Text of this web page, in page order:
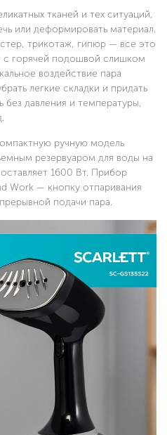
тканей и тех ситуаций,
или деформировать материал.
трикотаж, гипюр — все это
с горячей подошвой слишком
воздействие пара
легкие складки и придать
без давления и температуры,
ручную модель
резервуаром для воды на
1600 Вт. Прибор
Work — кнопку отпаривания
подачи пара.